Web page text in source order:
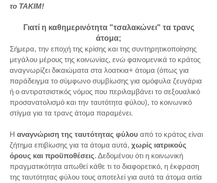
το ΤΑΚΙΜ!
Γιατί η καθημερινότητα "τσαλακώνει" τα τρανς
άτομα;
Σήμερα, την εποχή της κρίσης και της συντηρητικοποίησης
μεγάλου μέρους της κοινωνίας, ενώ φαινομενικά το κράτος
αναγνωρίζει δικαιώματα στα λοατκια+ άτομα (όπως για
παράδειγμα το σύμφωνο συμβίωσης για ομόφυλα ζευγάρια
ή ο αντιρατσιστικός νόμος που περιλαμβάνει το σεξουαλικό
προσανατολισμό και την ταυτότητα φύλου), το κοινωνικό
στίγμα για τα τρανς άτομα παραμένει.
Η αναγνώριση της ταυτότητας φύλου από το κράτος είναι
ζήτημα επιβίωσης για τα άτομα αυτά, χωρίς ιατρικούς
όρους και προϋποθέσεις. Δεδομένου ότι η κοινωνική
πραγματικότητα απωθεί κάθε τι το διαφορετικό, η έκφραση
της ταυτότητας φύλου τους αποτελεί για αυτά τα άτομα αιτία